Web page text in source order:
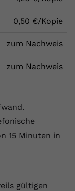
0,50 €/Kopie
zum Nachweis
zum Nachweis
15 Minuten in
gültigen